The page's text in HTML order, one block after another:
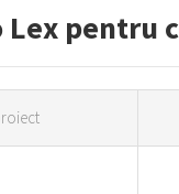
Lex pentru